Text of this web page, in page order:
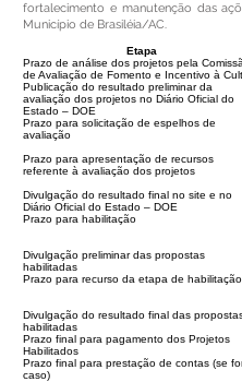
fortalecimento e manutenção das
Município de Brasiléia/AC.
Etapa
Prazo de análise dos projetos pela
de Avaliação de Fomento e Incentivo à
Publicação do resultado preliminar da
avaliação dos projetos no Diário Oficial do
Estado – DOE
Prazo para solicitação de espelhos de
avaliação
Prazo para apresentação de recursos
referente à avaliação dos projetos
Divulgação do resultado final no site e no
Diário Oficial do Estado – DOE
Prazo para habilitação
Divulgação preliminar das propostas
habilitadas
Prazo para recurso da etapa de habilitação
Divulgação do resultado final das
habilitadas
Prazo final para pagamento dos Projetos
Habilitados
Prazo final para prestação de contas (se
caso)